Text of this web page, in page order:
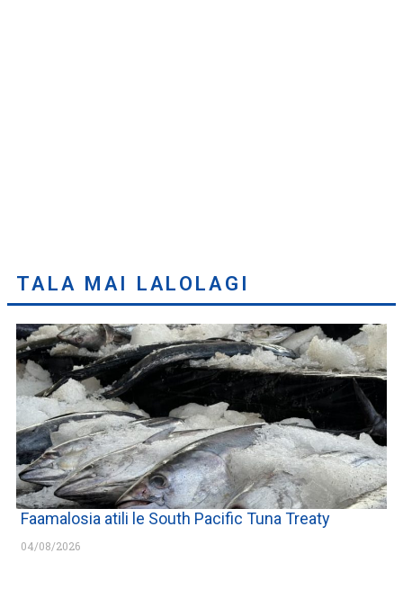
TALA MAI LALOLAGI
Faamalosia atili le South Pacific Tuna Treaty
04/08/2026